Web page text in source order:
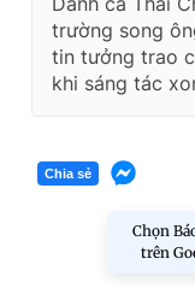
trường song
tin tưởng trao
khi sáng tác
Chia sẻ
Chọn
trên